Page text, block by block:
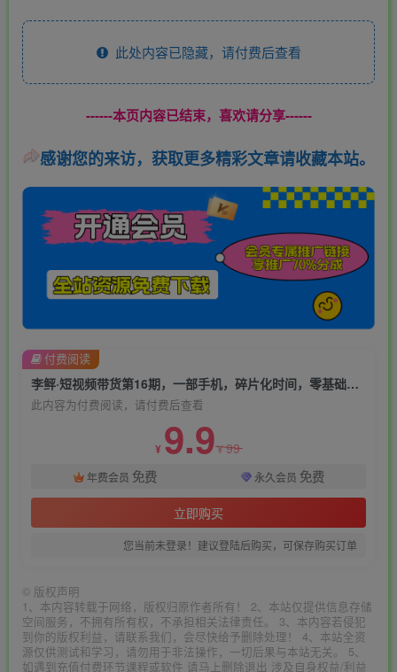
此处内容已隐藏，请付费后查看
------本页内容已结束，喜欢请分享------
感谢您的来访，获取更多精彩文章请收藏本站。
李鲆·短视频带货第16期，一部手机，碎片化时间，零基础也能做，听话照做，保证出单
此内容为付费阅读，请付费后查看
¥ 9.9¥99
年费会员 免费 永久会员 免费
立即购买
您当前未登录！建议登陆后购买，可保存购买订单
付费阅读
© 版权声明
1、本内容转载于网络，版权归原作者所有！ 2、本站仅提供信息存储
空间服务，不拥有所有权，不承担相关法律责任。 3、本内容若侵犯
到你的版权利益，请联系我们，会尽快给予删除处理！ 4、本站全资
源仅供测试和学习，请勿用于非法操作，一切后果与本站无关。 5、
如遇到充值付费环节课程或软件 请马上删除退出 涉及自身权益/利益